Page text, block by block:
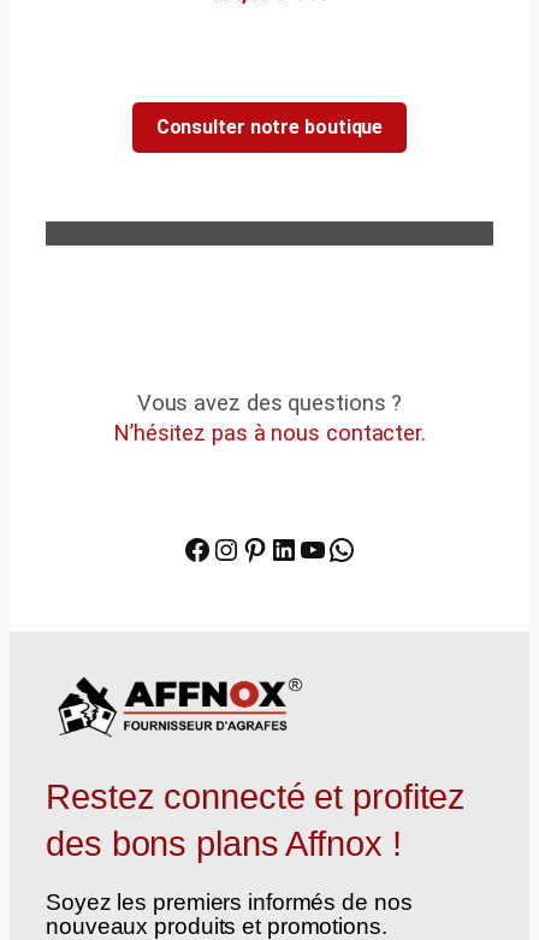
Consulter notre boutique
Vous avez des questions ?
N’hésitez pas à nous contacter.
Facebook
Instagram
Pinterest
LinkedIn
YouTube
WhatsApp
Restez connecté et profitez
des bons plans Affnox !
Soyez les premiers informés de nos
nouveaux produits et promotions.